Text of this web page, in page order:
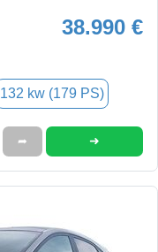
38.990 €
132 kw (179 PS)
➦ ➜